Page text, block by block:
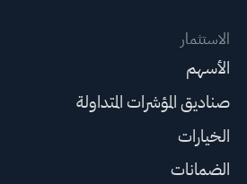
الاستثمار
الأسهم
صناديق المؤشرات المتداولة
الخيارات
الضمانات